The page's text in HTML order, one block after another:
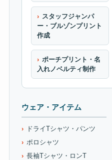
スタッフジャンパ
ー・ブルゾンプリント
作成
ポーチプリント・名
入れノベルティ制作
ウェア・アイテム
ドライTシャツ・パンツ
ポロシャツ
長袖Tシャツ・ロンT